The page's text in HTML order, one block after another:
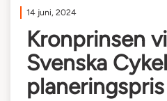
14 juni, 2024
Kronprinsen
Svenska